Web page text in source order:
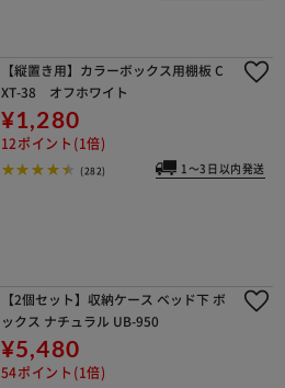
【縦置き用】カラーボックス用棚板 C
XT-38 オフホワイト
¥1,280
12ポイント(1倍)
(282) 1～3日以内発送
【2個セット】収納ケース ベッド下 ボ
ックス ナチュラル UB-950
¥5,480
54ポイント(1倍)